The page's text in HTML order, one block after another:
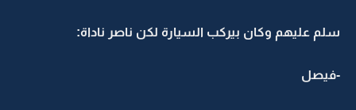
سلم عليهم وكان بيركب السيارة لكن ناصر ناداة:
-فيصل